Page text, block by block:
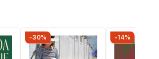
-30% -14%